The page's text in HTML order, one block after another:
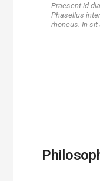
Praesent id
Phasellus
rhoncus. In sit